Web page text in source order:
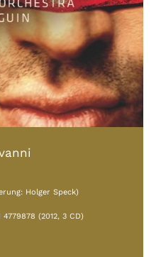
Holger Speck)
4779878 (2012, 3 CD)